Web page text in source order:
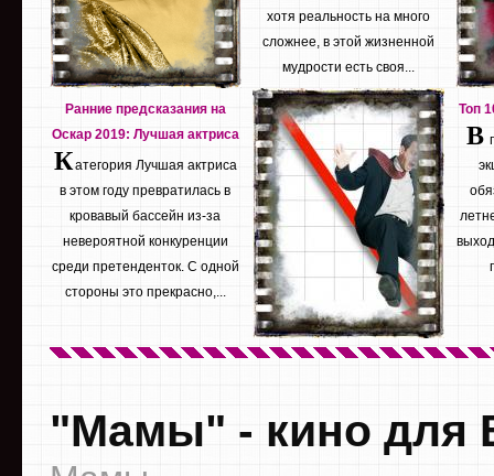
Ранние предсказания на
Оскар 2019: Лучшая актриса
Категория Лучшая актриса
в этом году превратилась в
кровавый бассейн из-за
невероятной конкуренции
среди претенденток. С одной
стороны это прекрасно,...
хотя реальность на много
сложнее, в этой жизненной
мудрости есть своя...
Топ
В
"Мамы" - кино для